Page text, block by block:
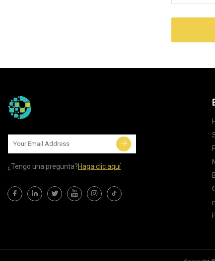
¿Tengo una pregunta?Haga clic aquí